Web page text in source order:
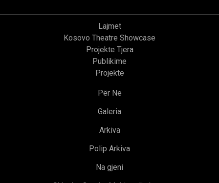
Lajmet
Kosovo Theatre Showcase
Projekte Tjera
Publikime
Projekte
Për Ne
Galeria
Arkiva
Polip Arkiva
Na gjeni